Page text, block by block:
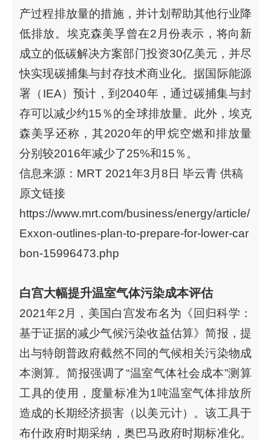
产过程排放量的措施，并计划帮助其他行业降
低排放。埃克森美孚曾在2月份表示，将向新
成立的低碳解决方案部门投资30亿美元，并尽
快实现碳捕集与封存技术商业化。据国际能源
署（IEA）预计，到2040年，通过碳捕集与封
存可以减少约15％的全球排放量。此外，埃克
森美孚还称，其2020年的甲烷空燃和排放量
分别较2016年减少了25%和15％。
信息来源：MRT 2021年3月8日 毕云青 供稿
原文链接
https://www.mrt.com/business/energy/article/
Exxon-outlines-plan-to-prepare-for-lower-car
bon-15996473.php
白宫大幅提升温室气体污染成本评估
2021年2月，美国白宫发布名为《回归科学：
基于证据的减少气候污染收益估算》简报，提
出与特朗普政府截然不同的气候相关污染物成
本测算。简报强调了“温室气体社会成本”测算
工具的使用，度量标准为1吨温室气体排放所
造成的长期经济损害（以美元计）。该工具于
布什政府时期采纳，奥巴马政府时期标准化。